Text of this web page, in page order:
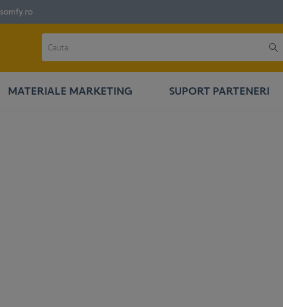
somfy.ro
MATERIALE MARKETING SUPORT PARTENERI